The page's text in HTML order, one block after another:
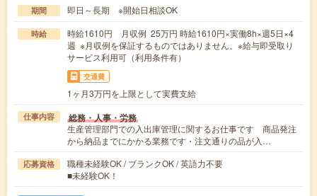
期間 即日～長期 ※開始日相談OK
時給
時給1610円 月収例 25万円 時給1610円×実働8h×週5日×4
週 ※月収例を保証するものではありません。※給与即受取り
サービス利用可（利用条件有）
交通費
1ヶ月3万円を上限として実費支給
仕事内容 総務・人事・労務
生産管理部門での入出庫管理に関するお仕事です 商品発注
から納品までにかかる業務です・注文通りの品が入…
応募資格
職種未経験OK / ブランクOK / 英語力不要
■未経験OK！